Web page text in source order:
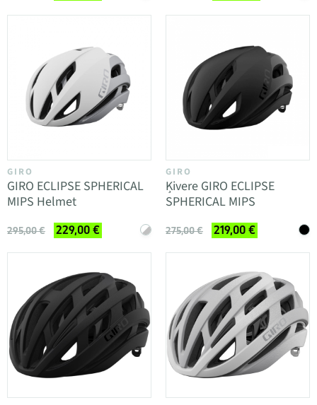
GIRO
GIRO ECLIPSE SPHERICAL
MIPS Helmet
295,00 € 229,00 €
GIRO
Ķivere GIRO ECLIPSE
SPHERICAL MIPS
275,00 € 219,00 €